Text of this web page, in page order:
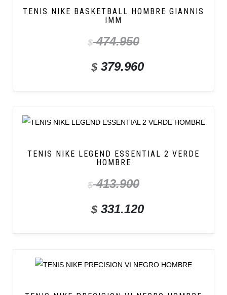
TENIS NIKE BASKETBALL HOMBRE GIANNIS
IMM
$474.950
$379.960
TENIS NIKE LEGEND ESSENTIAL 2 VERDE
HOMBRE
$413.900
$331.120